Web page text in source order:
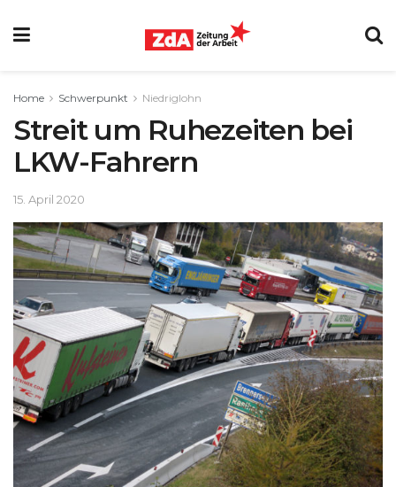
Home Schwerpunkt Niedriglohn
Streit um Ruhezeiten bei
LKW-Fahrern
15. April 2020